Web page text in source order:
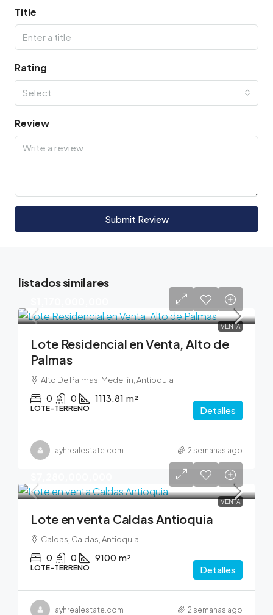
Title
Rating
Select
Review
Submit Review
listados similares
VENTA
Lote Residencial en Venta, Alto de
Palmas
Alto De Palmas, Medellín, Antioquia
0 0 1113.81 m²
LOTE-TERRENO Detalles
ayhrealestate.com 2 semanas ago
VENTA
Lote en venta Caldas Antioquia
Caldas, Caldas, Antioquia
0 0 9100 m²
LOTE-TERRENO Detalles
ayhrealestate.com 2 semanas ago